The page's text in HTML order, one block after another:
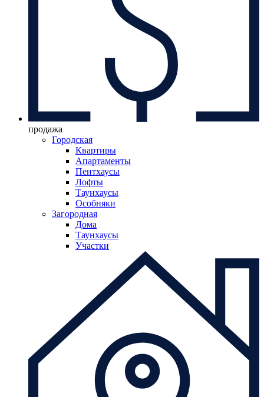
продажа
Городская
Квартиры
Апартаменты
Пентхаусы
Лофты
Таунхаусы
Особняки
Загородная
Дома
Таунхаусы
Участки